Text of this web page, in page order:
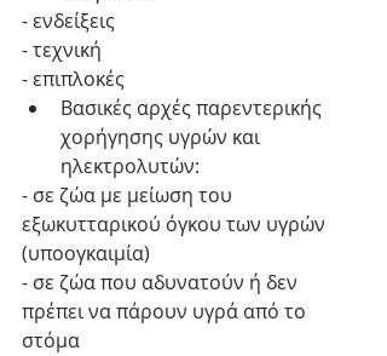
- ενδείξεις
- τεχνική
- επιπλοκές
Βασικές αρχές παρεντερικής
χορήγησης υγρών και
ηλεκτρολυτών:
- σε ζώα με μείωση του
εξωκυτταρικού όγκου των υγρών
(υποογκαιμία)
- σε ζώα που αδυνατούν ή δεν
πρέπει να πάρουν υγρά από το
στόμα